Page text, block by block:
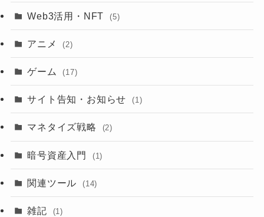
Web3活用・NFT (5)
アニメ (2)
ゲーム (17)
サイト告知・お知らせ (1)
マネタイズ戦略 (2)
暗号資産入門 (1)
関連ツール (14)
雑記 (1)